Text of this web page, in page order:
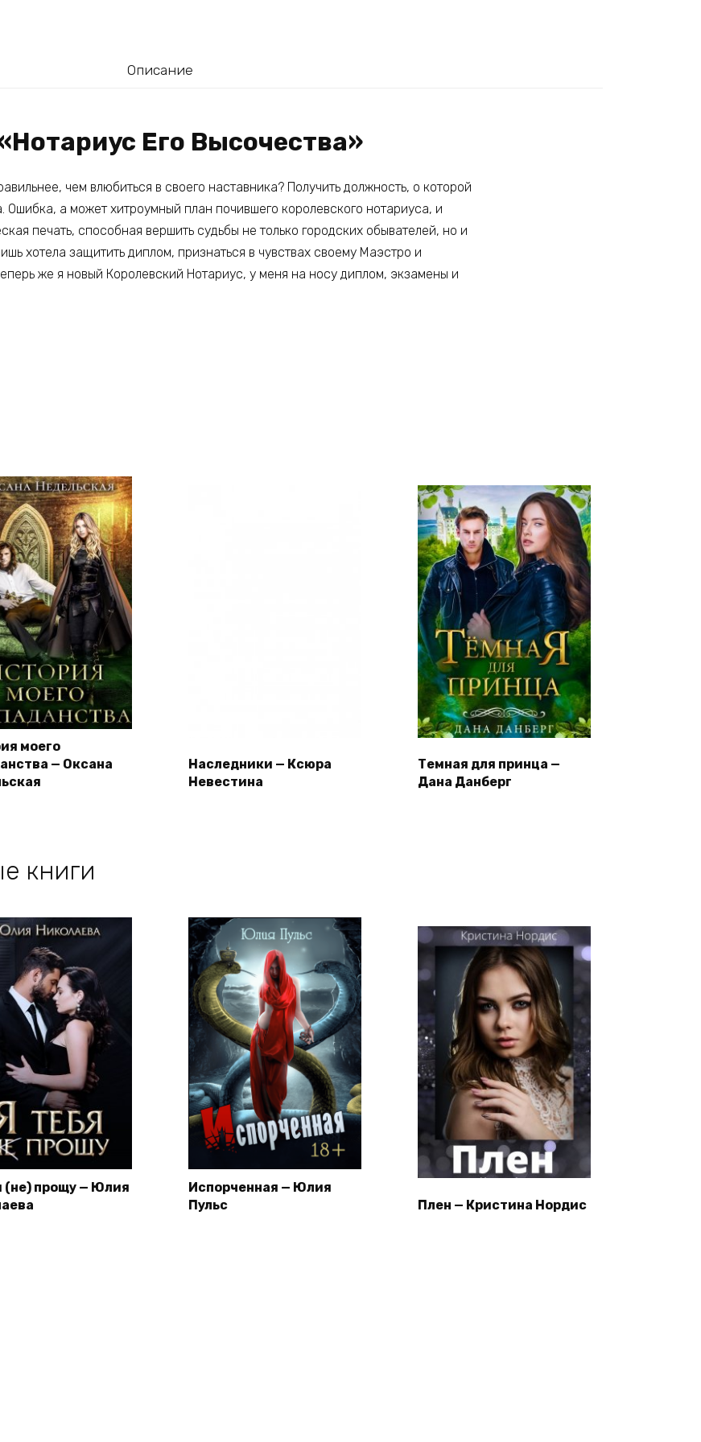
Описание
Его Высочества»
чем влюбиться в своего наставника? Получить должность, о которой
Ошибка, а может хитроумный план почившего королевского нотариуса, и
печать, способная вершить судьбы не только городских обывателей, но и
хотела защитить диплом, признаться в чувствах своему Маэстро и
же я новый Королевский Нотариус, у меня на носу диплом, экзамены и
моего
— Оксана
Наследники — Ксюра
Невестина
Темная для принца —
Дана Данберг
книги
(не) прощу — Юлия
Испорченная — Юлия
Пульс
Плен — Кристина Нордис